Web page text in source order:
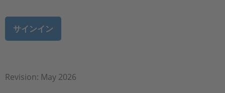
Revision: May 2026